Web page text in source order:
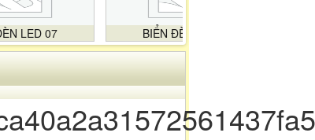
LED 07 BIỂN ĐÈN LED 08